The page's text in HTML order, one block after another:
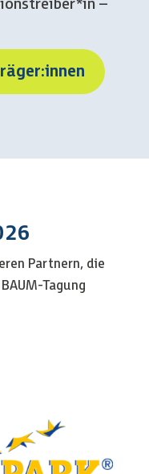
–
Partnern, die
Tagung